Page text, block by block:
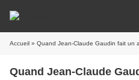
Accueil » Quand Jean-Claude Gaudin fait un
Quand Jean-Claude